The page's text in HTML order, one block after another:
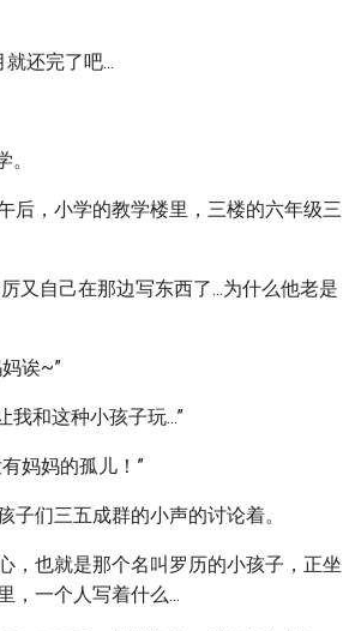
还完了吧...
后，小学的教学楼里，三楼的六年级三
又自己在那边写东西了...为什么他老是
诶~”
我和这种小孩子玩...”
妈妈的孤儿！”
子们三五成群的小声的讨论着。
，也就是那个名叫罗历的小孩子，正坐
，一个人写着什么...